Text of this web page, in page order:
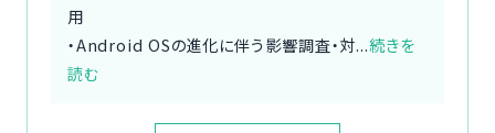
用
・Android OSの進化に伴う影響調査・対...続きを
読む